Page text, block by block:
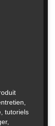
tutoriels